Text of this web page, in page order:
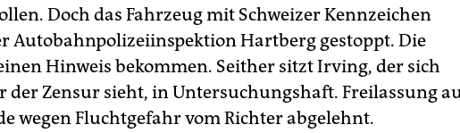
Doch das Fahrzeug mit Schweizer Kennzeichen
Autobahnpolizeiinspektion Hartberg gestoppt. Die
Hinweis bekommen. Seither sitzt Irving, der sich
der Zensur sieht, in Untersuchungshaft. Freilassung
wegen Fluchtgefahr vom Richter abgelehnt.